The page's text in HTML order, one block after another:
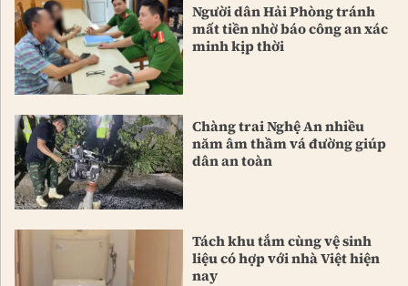
Người dân Hải Phòng tránh
mất tiền nhờ báo công an xác
minh kịp thời
Chàng trai Nghệ An nhiều
năm âm thầm vá đường giúp
dân an toàn
Tách khu tắm cùng vệ sinh
liệu có hợp với nhà Việt hiện
nay